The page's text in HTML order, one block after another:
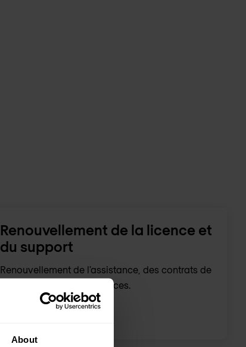
About
Renouvellement de la licence et
du support
Renouvellement de l'assistance, des contrats de
maintenance ou des licences.